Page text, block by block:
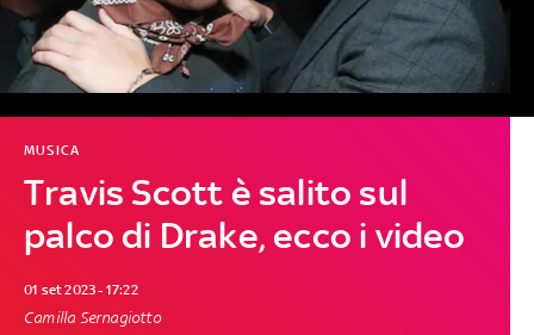
Travis Scott è salito sul
palco di Drake, ecco i video
MUSICA
01 set 2023 - 17:22
Camilla Sernagiotto